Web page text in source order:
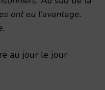
ont eu l’avantage.
au jour le jour